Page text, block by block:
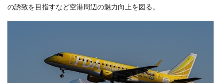
の誘致を目指すなど空港周辺の魅力向上を図る。